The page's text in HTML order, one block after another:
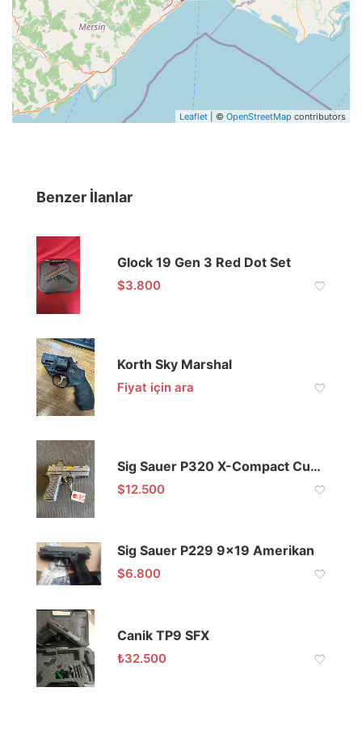
Leaflet | © OpenStreetMap contributors
Benzer İlanlar
Glock 19 Gen 3 Red Dot Set
$3.800
Korth Sky Marshal
Fiyat için ara
Sig Sauer P320 X-Compact Custom Works 9X19 – ROMEO1PRO Reddot
$12.500
Sig Sauer P229 9×19 Amerikan
$6.800
Canik TP9 SFX
₺32.500